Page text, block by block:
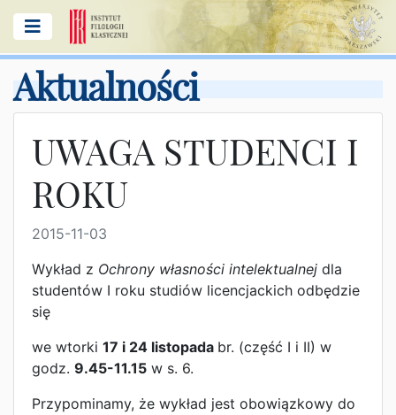
Aktualności
UWAGA STUDENCI I
ROKU
2015-11-03
Wykład z Ochrony własności intelektualnej dla
studentów I roku studiów licencjackich odbędzie
się
we wtorki 17 i 24 listopada br. (część I i II) w
godz. 9.45-11.15 w s. 6.
Przypominamy, że wykład jest obowiązkowy do